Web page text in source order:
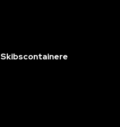
Skibscontainere